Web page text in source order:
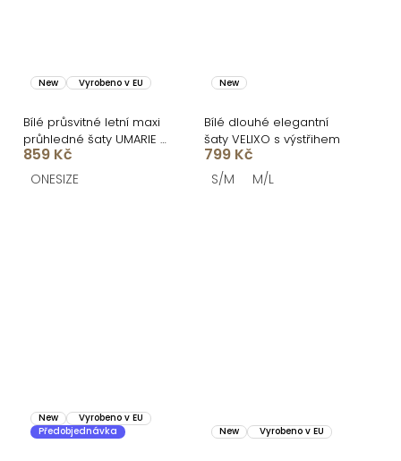
New Vyrobeno v EU
Bílé průsvitné letní maxi
průhledné šaty UMARIE s
dlouhým rukávem
859 Kč
ONESIZE
New
Bílé dlouhé elegantní
šaty VELIXO s výstřihem
799 Kč
S/M M/L
New
Vyrobeno v EU
Předobjednávka
New Vyrobeno v EU